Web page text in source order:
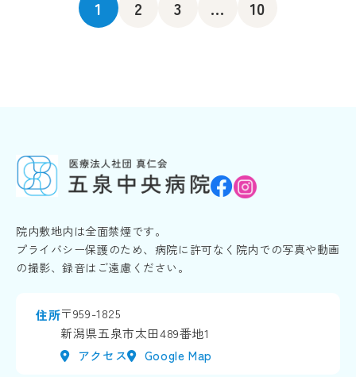
1 2 3 ... 10
院内敷地内は全面禁煙です。
プライバシー保護のため、病院に許可なく院内での写真や動画
の撮影、録音はご遠慮ください。
住所〒959-1825
新潟県五泉市太田489番地1
アクセス
Google Map